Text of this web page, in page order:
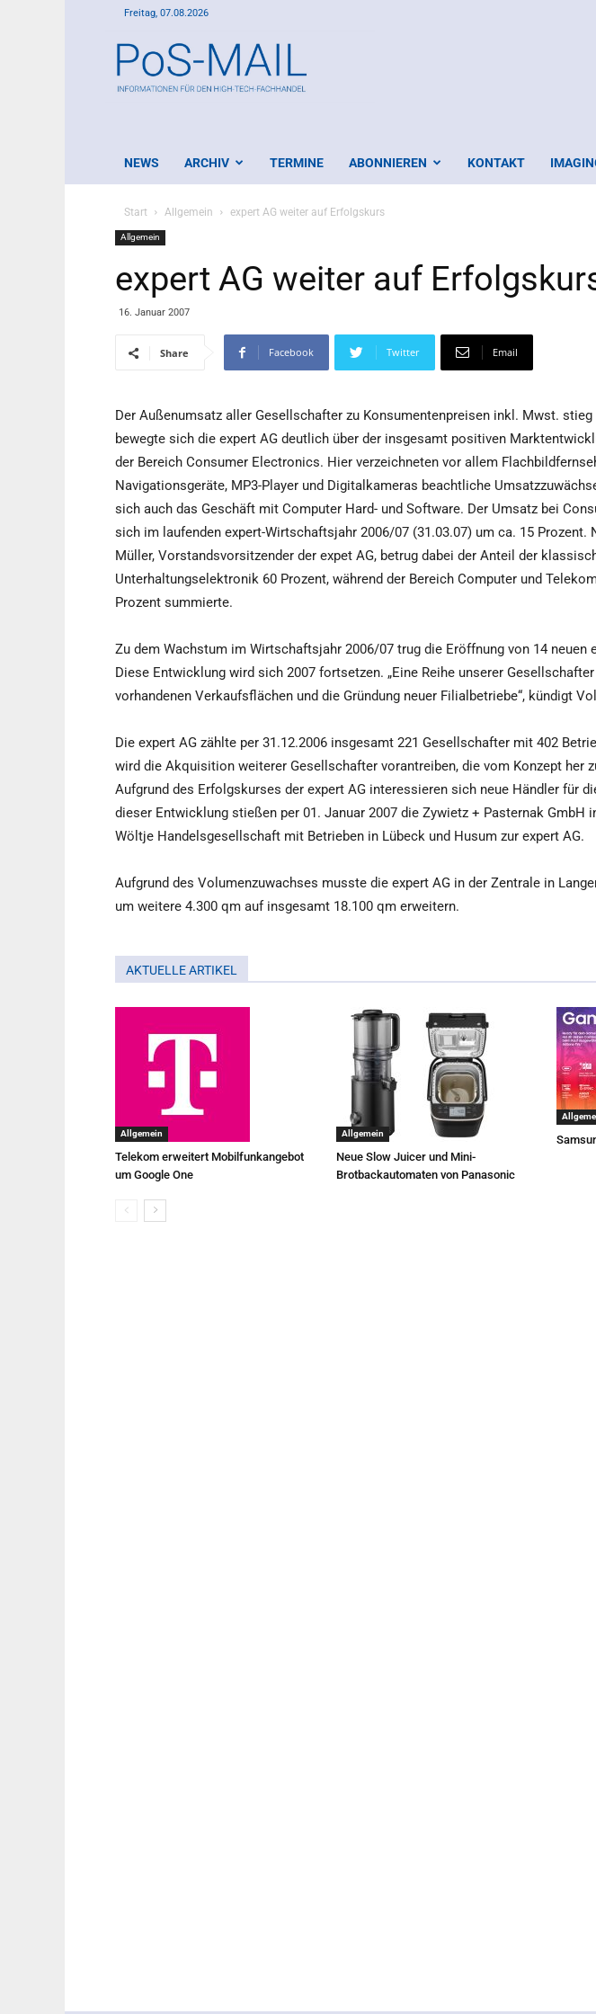
Freitag, 07.08.2026
Mail
NEWS ARCHIV TERMINE ABONNIEREN KONTAKT
Start Allgemein expert AG weiter auf Erfolgskurs
Allgemein
expert AG weiter auf
16. Januar 2007
Share Facebook Twitter Email
Der Außenumsatz aller Gesellschafter zu Konsumentenpreisen inkl. Mwst.
bewegte sich die expert AG deutlich über der insgesamt positiven
der Bereich Consumer Electronics. Hier verzeichneten vor allem
Navigationsgeräte, MP3-Player und Digitalkameras beachtliche
sich auch das Geschäft mit Computer Hard- und Software. Der Umsatz bei
sich im laufenden expert-Wirtschaftsjahr 2006/07 (31.03.07) um ca. 15 Prozent.
Müller, Vorstandsvorsitzender der expet AG, betrug dabei der Anteil der
Unterhaltungselektronik 60 Prozent, während der Bereich Computer und
Prozent summierte.
Zu dem Wachstum im Wirtschaftsjahr 2006/07 trug die Eröffnung von 14 neuen
Diese Entwicklung wird sich 2007 fortsetzen. „Eine Reihe unserer
vorhandenen Verkaufsflächen und die Gründung neuer Filialbetriebe“, kündigt
Die expert AG zählte per 31.12.2006 insgesamt 221 Gesellschafter mit 402
wird die Akquisition weiterer Gesellschafter vorantreiben, die vom Konzept her
Aufgrund des Erfolgskurses der expert AG interessieren sich neue Händler für
dieser Entwicklung stießen per 01. Januar 2007 die Zywietz + Pasternak GmbH
Wöltje Handelsgesellschaft mit Betrieben in Lübeck und Husum zur expert AG.
Aufgrund des Volumenzuwachses musste die expert AG in der Zentrale in
um weitere 4.300 qm auf insgesamt 18.100 qm erweitern.
AKTUELLE ARTIKEL
Allgemein
Telekom erweitert Mobilfunkangebot
um Google One
Allgemein
Neue Slow Juicer und Mini-
Brotbackautomaten von Panasonic